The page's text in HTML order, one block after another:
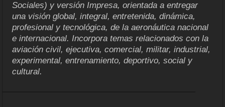
Sociales) y versión Impresa, orientada a entregar
una visión global, integral, entretenida, dinámica,
profesional y tecnológica, de la aeronáutica nacional
e internacional. Incorpora temas relacionados con la
aviación civil, ejecutiva, comercial, militar, industrial,
experimental, entrenamiento, deportivo, social y
cultural.